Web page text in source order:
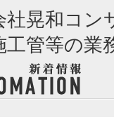
社晃和コン
工管等の業